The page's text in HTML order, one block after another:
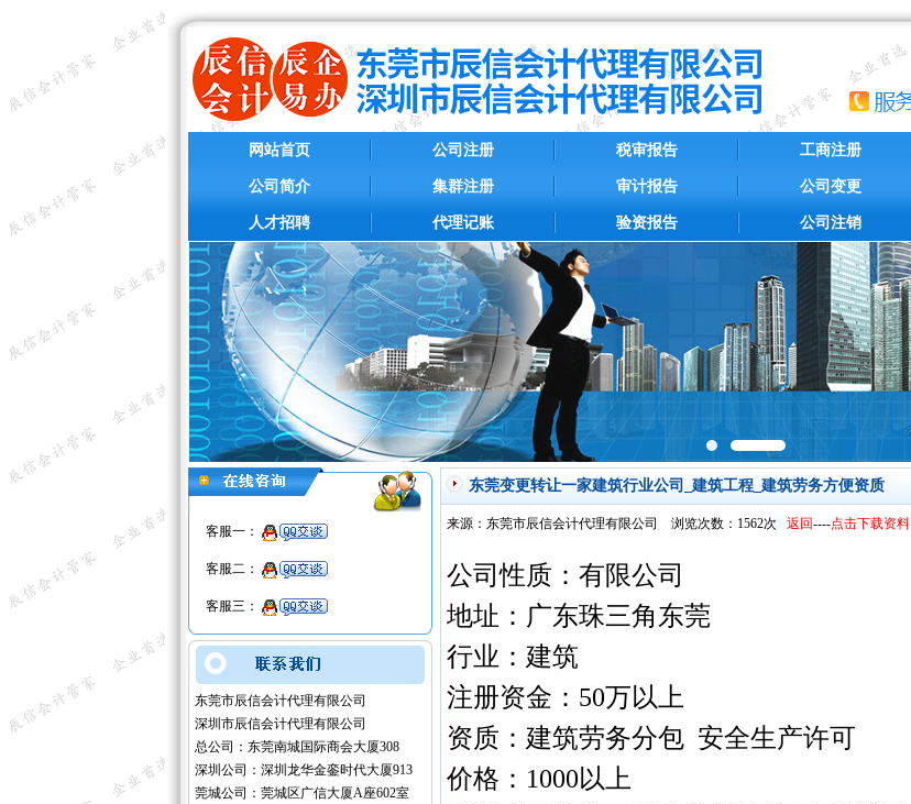
网站首页
公司简介
人才招聘
公司注册
集群注册
代理记账
税审报告
审计报告
验资报告
工商注册
公司变更
公司注销
客服一：
客服二：
客服三：
东莞市辰信会计代理有限公司
深圳市辰信会计代理有限公司
总公司：东莞南城国际商会大厦308
深圳公司：深圳龙华金銮时代大厦913
莞城公司：莞城区广信大厦A座602室
东莞变更转让一家建筑行业公司_建筑工程_建筑劳务方便资质
来源：东莞市辰信会计代理有限公司 浏览次数：1562次 返回----点击下载资料
公司性质：有限公司
地址：广东珠三角东莞
行业：建筑
注册资金：50万以上
资质：建筑劳务分包 安全生产许可
价格：1000以上